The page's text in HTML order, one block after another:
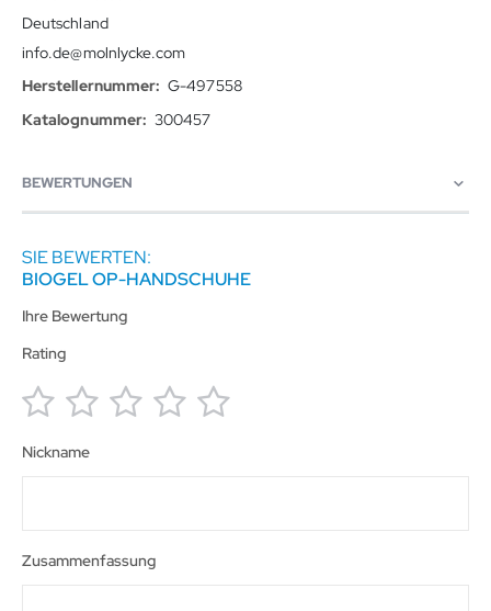
Deutschland
info.de@molnlycke.com
G-497558
300457
BEWERTUNGEN
SIE BEWERTEN:
BIOGEL OP-HANDSCHUHE
Ihre Bewertung
Rating
star
stars
stars
stars
stars
Nickname
Zusammenfassung